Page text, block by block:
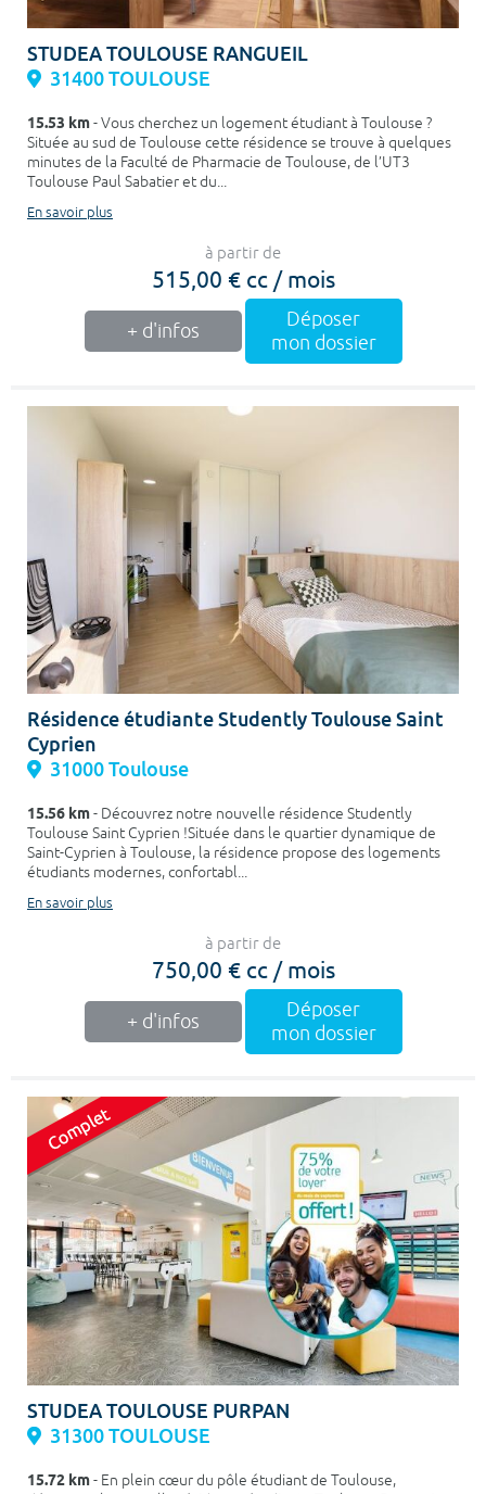
STUDEA TOULOUSE RANGUEIL
31400 TOULOUSE
15.53 km- Vous cherchez un logement étudiant à Toulouse ?
Située au sud de Toulouse cette résidence se trouve à quelques
minutes de la Faculté de Pharmacie de Toulouse, de l’UT3
Toulouse Paul Sabatier et du...
En savoir plus
à partir de
515,00 € cc / mois
+ d'infos
Déposer
mon dossier
Résidence étudiante Studently Toulouse Saint
Cyprien
31000 Toulouse
15.56 km- Découvrez notre nouvelle résidence Studently
Toulouse Saint Cyprien !Située dans le quartier dynamique de
Saint-Cyprien à Toulouse, la résidence propose des logements
étudiants modernes, confortabl...
En savoir plus
à partir de
750,00 € cc / mois
+ d'infos
Déposer
mon dossier
STUDEA TOULOUSE PURPAN
31300 TOULOUSE
15.72 km- En plein cœur du pôle étudiant de Toulouse,